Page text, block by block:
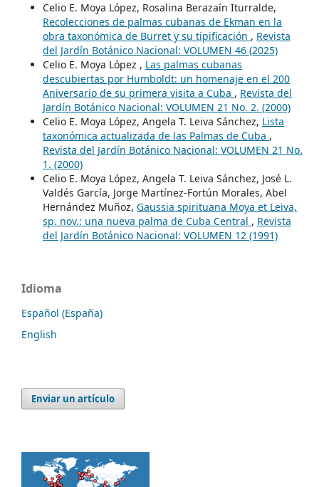
Celio E. Moya López, Rosalina Berazaín Iturralde,
Recolecciones de palmas cubanas de Ekman en la
obra taxonómica de Burret y su tipificación , Revista
del Jardín Botánico Nacional: VOLUMEN 46 (2025)
Celio E. Moya López , Las palmas cubanas
descubiertas por Humboldt: un homenaje en el 200
Aniversario de su primera visita a Cuba , Revista del
Jardín Botánico Nacional: VOLUMEN 21 No. 2. (2000)
Celio E. Moya López, Angela T. Leiva Sánchez, Lista
taxonómica actualizada de las Palmas de Cuba ,
Revista del Jardín Botánico Nacional: VOLUMEN 21 No.
1. (2000)
Celio E. Moya López, Angela T. Leiva Sánchez, José L.
Valdés García, Jorge Martínez-Fortún Morales, Abel
Hernández Muñoz, Gaussia spirituana Moya et Leiva,
sp. nov.: una nueva palma de Cuba Central , Revista
del Jardín Botánico Nacional: VOLUMEN 12 (1991)
Idioma
Español (España)
English
Enviar un artículo